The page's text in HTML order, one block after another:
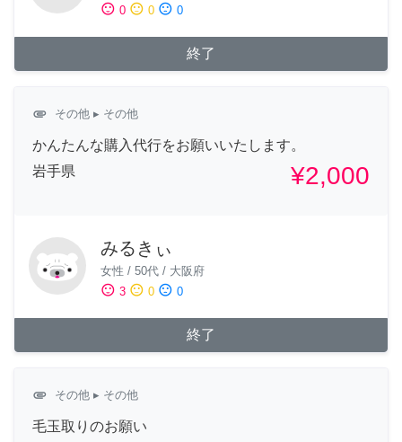
sentiment_satisfied 0 sentiment_neutral 0 sentiment_dissatisfied 0
終了
attachment その他 ▸ その他
かんたんな購入代行をお願いいたします。
岩手県
¥2,000
みるきぃ
女性 / 50代 / 大阪府
sentiment_satisfied 3 sentiment_neutral 0 sentiment_dissatisfied 0
終了
attachment その他 ▸ その他
毛玉取りのお願い